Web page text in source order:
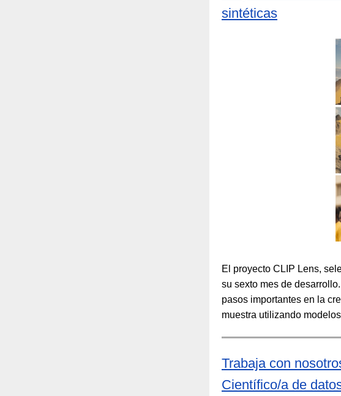
sintéticas
El proyecto CLIP Lens,
su sexto mes de
pasos importantes en la
muestra utilizando
Trabaja con
Científico/a de